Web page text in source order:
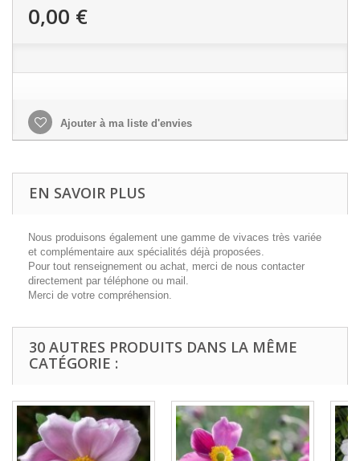
0,00 €
Ajouter à ma liste d'envies
EN SAVOIR PLUS
Nous produisons également une gamme de vivaces très variée
et complémentaire aux spécialités déjà proposées.
Pour tout renseignement ou achat, merci de nous contacter
directement par téléphone ou mail.
Merci de votre compréhension.
30 AUTRES PRODUITS DANS LA MÊME
CATÉGORIE :